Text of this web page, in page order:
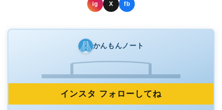
ig X fb
かんもんノート
インスタ フォローしてね